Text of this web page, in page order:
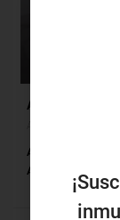
Alcobas: 2
Apartamento